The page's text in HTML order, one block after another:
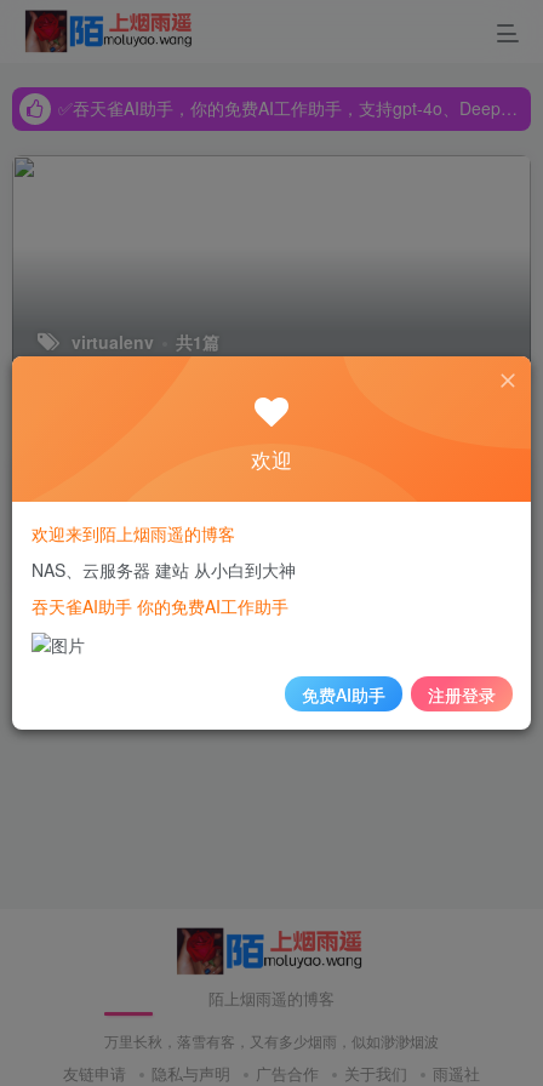
✅吞天雀AI助手，你的免费AI工作助手，支持gpt-4o、DeepSeek、Claude🔥🔥🔥🔥
✅吞天雀AI助手，你的免费AI工作助手，支持gpt-4o、DeepSeek、Claude🔥🔥🔥🔥
virtualenv 共1篇
评论
ubuntu18.04搭建python环境
3年前
陌上烟雨遥的博客
万里长秋，落雪有客，又有多少烟雨，似如渺渺烟波
友链申请 隐私与声明 广告合作 关于我们 雨遥社
欢迎
欢迎来到陌上烟雨遥的博客
NAS、云服务器 建站 从小白到大神
吞天雀AI助手 你的免费AI工作助手
免费AI助手 注册登录